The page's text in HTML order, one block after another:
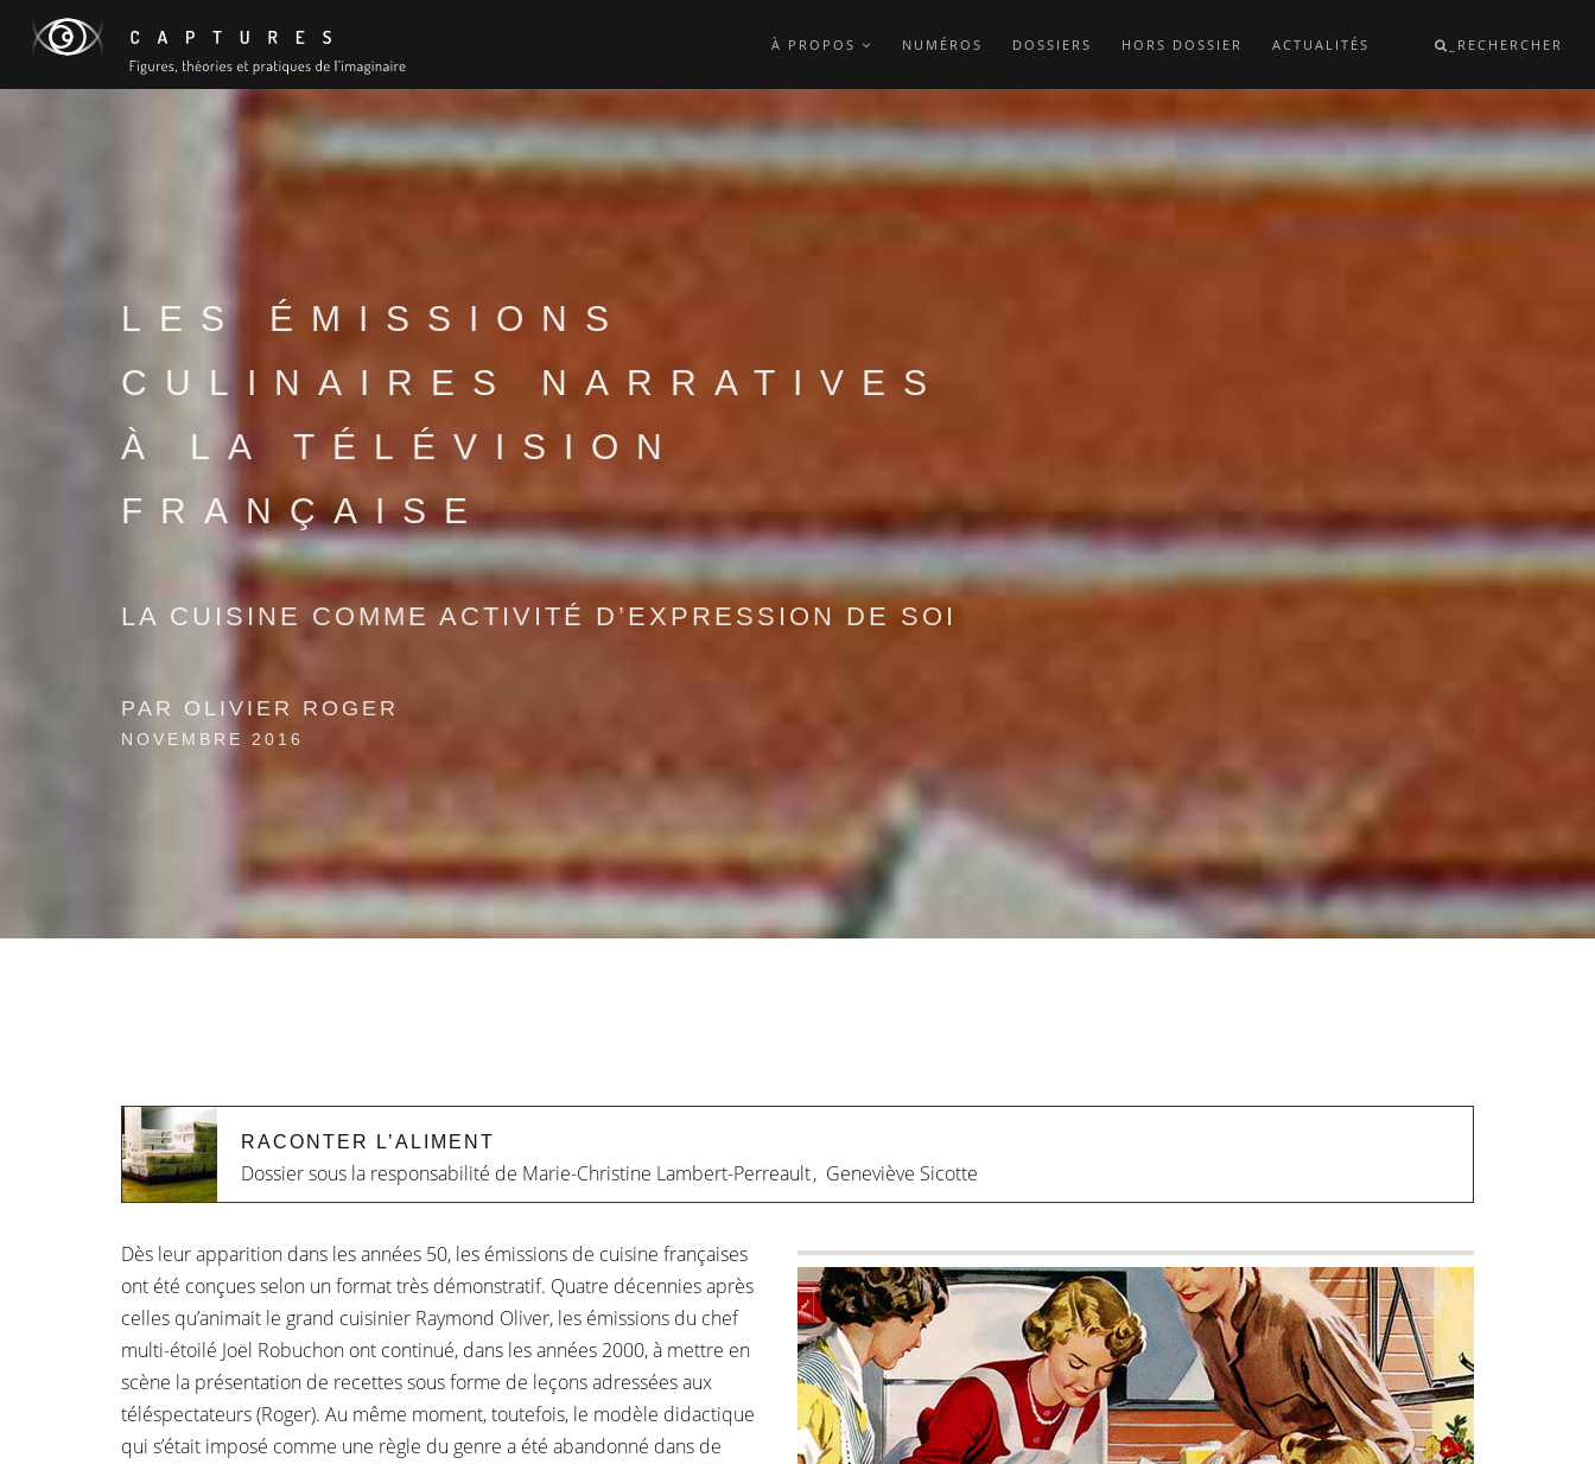
À PROPOS NUMÉROS DOSSIERS HORS DOSSIER ACTUALITÉS _RECHERCHER
LES ÉMISSIONS
CULINAIRES NARRATIVES
À LA TÉLÉVISION
FRANÇAISE
LA CUISINE COMME ACTIVITÉ D’EXPRESSION DE SOI
PAR OLIVIER ROGER
NOVEMBRE 2016
RACONTER L’ALIMENT
Dossier sous la responsabilité de Marie-Christine Lambert-Perreault, Geneviève Sicotte
Dès leur apparition dans les années 50, les émissions de cuisine françaises
ont été conçues selon un format très démonstratif. Quatre décennies après
celles qu’animait le grand cuisinier Raymond Oliver, les émissions du chef
multi-étoilé Joël Robuchon ont continué, dans les années 2000, à mettre en
scène la présentation de recettes sous forme de leçons adressées aux
téléspectateurs (Roger). Au même moment, toutefois, le modèle didactique
qui s’était imposé comme une règle du genre a été abandonné dans de